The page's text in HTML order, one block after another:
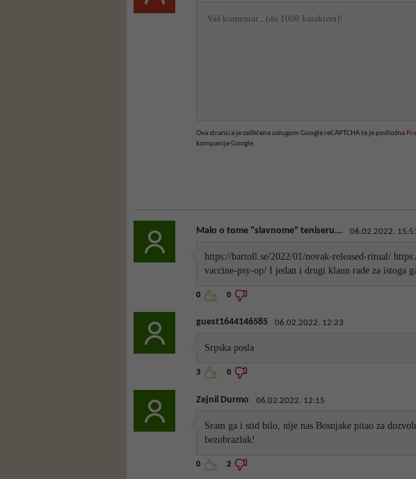
Ova stranica je zaštićena uslugom Google reCAPTCHA te je podložna
kompanije Google.
Malo o tome "slavnome" teniseru... 06.02.2022.
https://bartoll.se/2022/01/novak-released-ritual/
vaccine-psy-op/ I jedan i drugi klaun rade za istoga
0 0
guest1644146585 06.02.2022. 12:23
Srpska posla
3 0
Zejnil Durmo 06.02.2022. 12:15
Sram ga i stid bilo, nije nas Bosnjake pitao za
bezobrazluk!
0 2